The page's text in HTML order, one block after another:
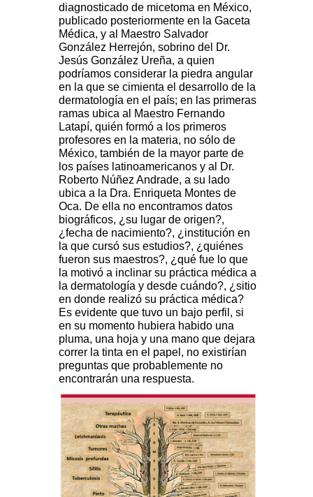
diagnosticado de micetoma en México,
publicado posteriormente en la Gaceta
Médica, y al Maestro Salvador
González Herrejón, sobrino del Dr.
Jesús González Ureña, a quien
podríamos considerar la piedra angular
en la que se cimienta el desarrollo de la
dermatología en el país; en las primeras
ramas ubica al Maestro Fernando
Latapí, quién formó a los primeros
profesores en la materia, no sólo de
México, también de la mayor parte de
los países latinoamericanos y al Dr.
Roberto Núñez Andrade, a su lado
ubica a la Dra. Enriqueta Montes de
Oca. De ella no encontramos datos
biográficos, ¿su lugar de origen?,
¿fecha de nacimiento?, ¿institución en
la que cursó sus estudios?, ¿quiénes
fueron sus maestros?, ¿qué fue lo que
la motivó a inclinar su práctica médica a
la dermatología y desde cuándo?, ¿sitio
en donde realizó su práctica médica?
Es evidente que tuvo un bajo perfil, si
en su momento hubiera habido una
pluma, una hoja y una mano que dejara
correr la tinta en el papel, no existirían
preguntas que probablemente no
encontrarán una respuesta.